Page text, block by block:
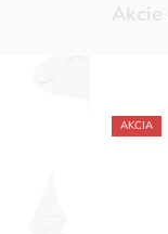
AKCIA